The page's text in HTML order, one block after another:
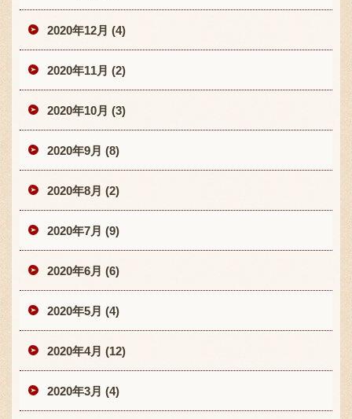
2020年12月 (4)
2020年11月 (2)
2020年10月 (3)
2020年9月 (8)
2020年8月 (2)
2020年7月 (9)
2020年6月 (6)
2020年5月 (4)
2020年4月 (12)
2020年3月 (4)